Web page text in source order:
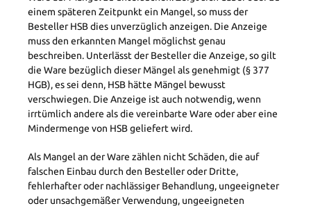
einem späteren Zeitpunkt ein Mangel, so muss der
Besteller HSB dies unverzüglich anzeigen. Die Anzeige
muss den erkannten Mangel möglichst genau
beschreiben. Unterlässt der Besteller die Anzeige, so gilt
die Ware bezüglich dieser Mängel als genehmigt (§ 377
HGB), es sei denn, HSB hätte Mängel bewusst
verschwiegen. Die Anzeige ist auch notwendig, wenn
irrtümlich andere als die vereinbarte Ware oder aber eine
Mindermenge von HSB geliefert wird.
Als Mangel an der Ware zählen nicht Schäden, die auf
falschen Einbau durch den Besteller oder Dritte,
fehlerhafter oder nachlässiger Behandlung, ungeeigneter
oder unsachgemäßer Verwendung, ungeeigneten